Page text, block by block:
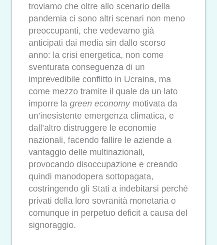
troviamo che oltre allo scenario della
pandemia ci sono altri scenari non meno
preoccupanti, che vedevamo già
anticipati dai media sin dallo scorso
anno: la crisi energetica, non come
sventurata conseguenza di un
imprevedibile conflitto in Ucraina, ma
come mezzo tramite il quale da un lato
imporre la green economy motivata da
un’inesistente emergenza climatica, e
dall’altro distruggere le economie
nazionali, facendo fallire le aziende a
vantaggio delle multinazionali,
provocando disoccupazione e creando
quindi manodopera sottopagata,
costringendo gli Stati a indebitarsi perché
privati della loro sovranità monetaria o
comunque in perpetuo deficit a causa del
signoraggio.